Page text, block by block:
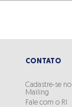
CONTATO
Cadastre-se no
Mailing
Fale com o RI